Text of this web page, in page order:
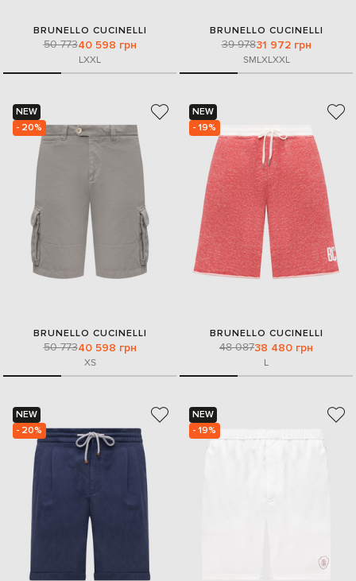
BRUNELLO CUCINELLI
50 77340 598 грн
LXXL
BRUNELLO CUCINELLI
39 97831 972 грн
SMLXLXXL
NEW
- 20%
BRUNELLO CUCINELLI
50 77340 598 грн
XS
NEW
- 19%
BRUNELLO CUCINELLI
48 08738 480 грн
L
NEW
- 20%
NEW
- 19%